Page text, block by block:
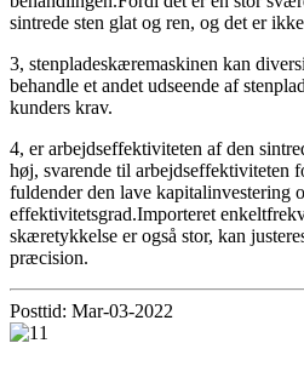
sintrede sten glat og ren, og det er
3, stenpladeskæremaskinen kan
behandle et andet udseende af
kunders krav.
4, er arbejdseffektiviteten af ​​den
høj, svarende til arbejdseffektiviteten
fuldender den lave kapitalinvestering
effektivitetsgrad.Importeret
skæretykkelse er også stor, kan
præcision.
Posttid: Mar-03-2022